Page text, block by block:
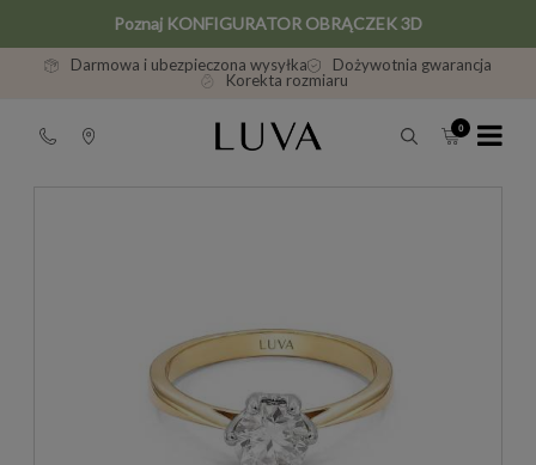
Poznaj KONFIGURATOR OBRĄCZEK 3D
Darmowa i ubezpieczona wysyłka
Dożywotnia gwarancja
Korekta rozmiaru